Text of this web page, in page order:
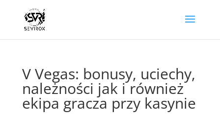
V Vegas: bonusy, uciechy,
należności jak i również
ekipa gracza przy kasynie